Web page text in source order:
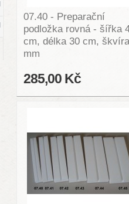
07.40 - Preparační
podložka rovná - šířka
cm, délka 30 cm,
mm
285,00 Kč